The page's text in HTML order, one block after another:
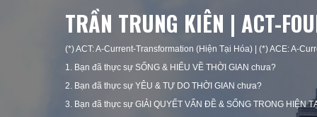
TRẦN TRUNG KIÊN | ACT-
(*) ACT: A-Current-Transformation (Hiện Tại Hóa) | (*) ACE: A-
1. Bạn đã thực sự SỐNG & HIỂU VỀ THỜI GIAN chưa?
2. Bạn đã thực sự YÊU & TỰ DO THỜI GIAN chưa?
3. Bạn đã thực sự GIẢI QUYẾT VẤN ĐỀ & SỐNG TRONG HIỆN